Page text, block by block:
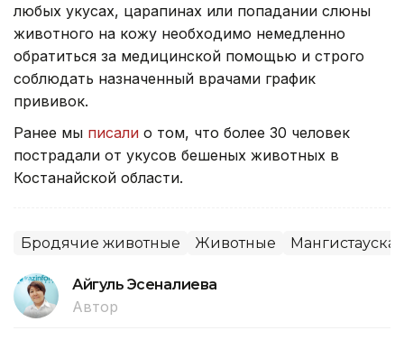
любых укусах, царапинах или попадании слюны
животного на кожу необходимо немедленно
обратиться за медицинской помощью и строго
соблюдать назначенный врачами график
прививок.
Ранее мы писали о том, что более 30 человек
пострадали от укусов бешеных животных в
Костанайской области.
Бродячие животные Животные
Айгуль Эсеналиева
Автор